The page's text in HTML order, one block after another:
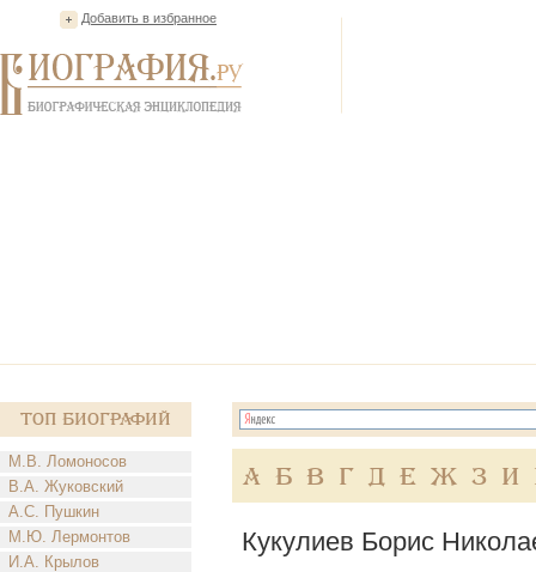
Добавить в избранное
Топ Биографий
М.В. Ломоносов
В.А. Жуковский
А.С. Пушкин
М.Ю. Лермонтов
И.А. Крылов
А Б В Г Д Е Ж З И
Кукулиев Борис